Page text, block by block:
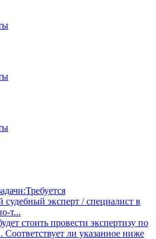
эксперт / специалист в
т...
стоить провести экспертизу по
ли указанное ниже